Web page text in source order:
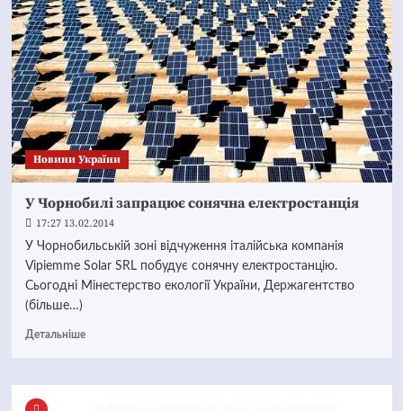
Новини України
У Чорнобилі запрацює сонячна електростанція
17:27 13.02.2014
У Чорнобильській зоні відчуження італійська компанія
Vipiemme Solar SRL побудує сонячну електростанцію.
Сьогодні Мінестерство екології України, Держагентство
(більше…)
Детальніше